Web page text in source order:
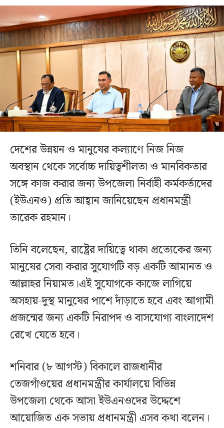
দেশের উন্নয়ন ও মানুষের কল্যাণে নিজ নিজ
অবস্থান থেকে সর্বোচ্চ দায়িত্বশীলতা ও মানবিকতার
সঙ্গে কাজ করার জন্য উপজেলা নির্বাহী কর্মকর্তাদের
(ইউএনও) প্রতি আহ্বান জানিয়েছেন প্রধানমন্ত্রী
তারেক রহমান।
তিনি বলেছেন, রাষ্ট্রের দায়িত্বে থাকা প্রত্যেকের জন্য
মানুষের সেবা করার সুযোগটি বড় একটি আমানত ও
আল্লাহর নিয়ামত।এই সুযোগকে কাজে লাগিয়ে
অসহায়-দুস্থ মানুষের পাশে দাঁড়াতে হবে এবং আগামী
প্রজন্মের জন্য একটি নিরাপদ ও বাসযোগ্য বাংলাদেশ
রেখে যেতে হবে।
শনিবার (৮ আগস্ট) বিকালে রাজধানীর
তেজগাঁওয়ের প্রধানমন্ত্রীর কার্যালয়ে বিভিন্ন
উপজেলা থেকে আসা ইউএনওদের উদ্দেশে
আয়োজিত এক সভায় প্রধানমন্ত্রী এসব কথা বলেন।